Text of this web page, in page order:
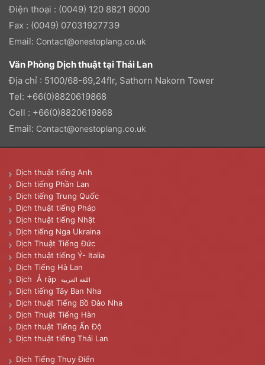
Điện thoại : (0049) 120 8821 8000
Fax : (0049) 07031927739
Email: Contact@onestoplang.co.uk
Văn Phòng Dịch thuật tại Thái Lan
Địa chỉ : 5100/68-69,24flr, Sathorn Nakorn Tower
Tel: +66(0)8820619868
Cell : +66(0)8820619868
Email: Contact@onestoplang.co.uk
Dịch thuật tiếng Anh
Dịch tiếng Phần Lan
Dịch tiếng Trung Quốc
Dịch thuật tiếng Pháp
Dịch thuật tiếng Nhật
Dịch tiếng Nga Ukraina
Dịch Thuật Tiếng Đức
Dịch thuật tiếng Ý- Italia
Dịch Tiếng Hà Lan
Dịch Ả rập
اللغة العربية
Dịch tiếng Tây Ban Nha
Dịch thuật Tiếng Bồ Đào Nha
Dịch Thuật Tiếng Hàn
Dịch thuật Tiếng Ấn Độ
Dịch thuật tiếng Thái Lan
Dịch Tiếng Thụy Điển